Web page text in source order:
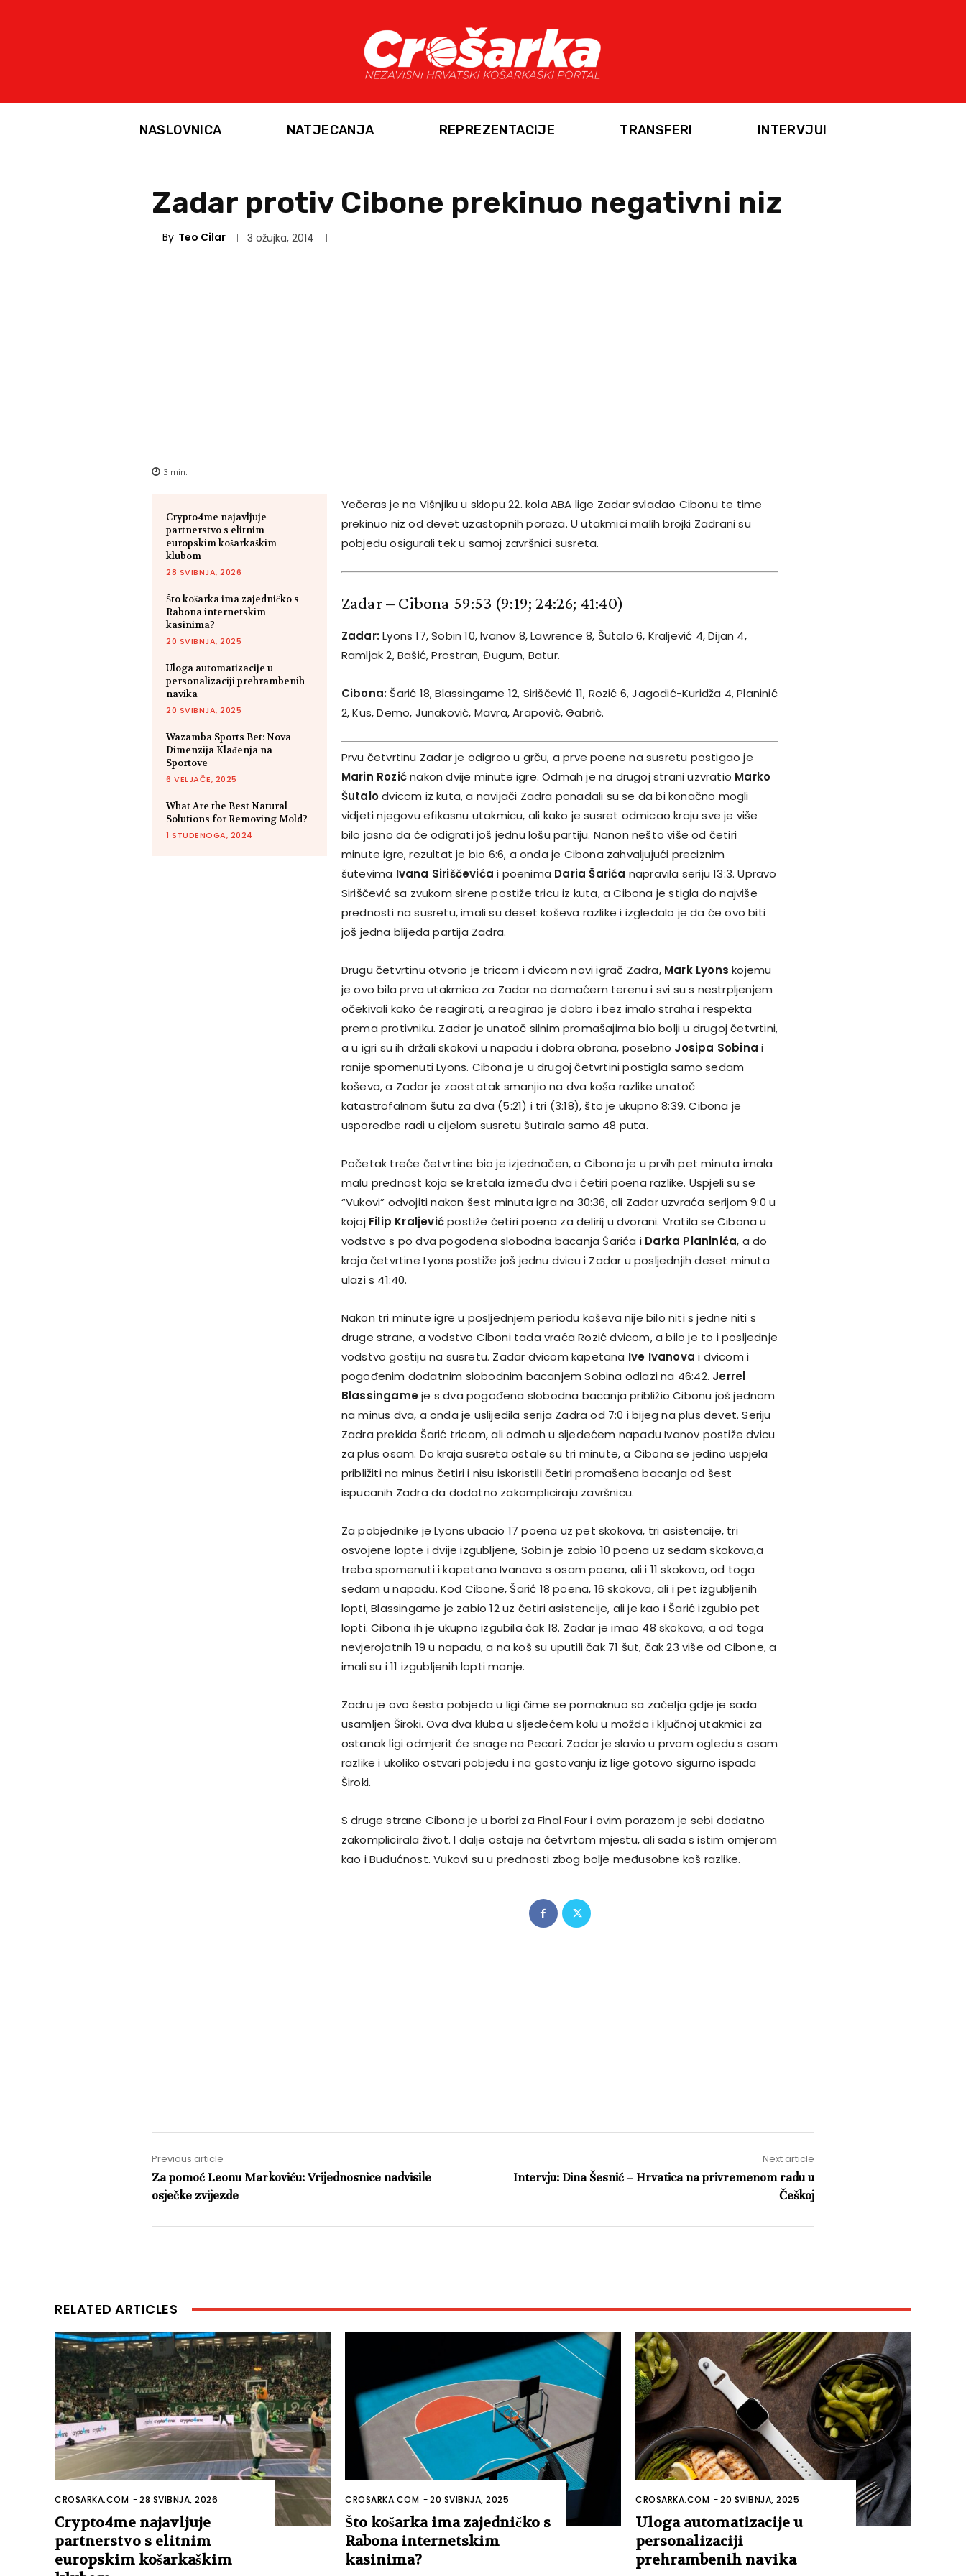
NASLOVNICA NATJECANJA REPREZENTACIJE TRANSFERI INTERVJUI
Zadar protiv Cibone prekinuo negativni niz
By Teo Cilar 3 ožujka, 2014
3 min.
Crypto4me najavljuje
partnerstvo s elitnim
europskim košarkaškim
klubom
28 SVIBNJA, 2026
Što košarka ima zajedničko s
Rabona internetskim
kasinima?
20 SVIBNJA, 2025
Uloga automatizacije u
personalizaciji prehrambenih
navika
20 SVIBNJA, 2025
Wazamba Sports Bet: Nova
Dimenzija Klađenja na
Sportove
6 VELJAČE, 2025
What Are the Best Natural
Solutions for Removing Mold?
1 STUDENOGA, 2024
Večeras je na Višnjiku u sklopu 22. kola ABA lige Zadar svladao Cibonu te time
prekinuo niz od devet uzastopnih poraza. U utakmici malih brojki Zadrani su
pobjedu osigurali tek u samoj završnici susreta.
Zadar – Cibona 59:53 (9:19; 24:26; 41:40)
Zadar:Lyons 17, Sobin 10, Ivanov 8, Lawrence 8, Šutalo 6, Kraljević 4, Dijan 4,
Ramljak 2, Bašić, Prostran, Đugum, Batur.
Cibona: Šarić 18, Blassingame 12, Siriščević 11, Rozić 6, Jagodić-Kuridža 4, Planinić
2, Kus, Demo, Junaković, Mavra, Arapović, Gabrić.
Prvu četvrtinu Zadar je odigrao u grču, a prve poene na susretu postigao je
Marin Rozićnakon dvije minute igre. Odmah je na drugoj strani uzvratio Marko
Šutalodvicom iz kuta, a navijači Zadra ponadali su se da bi konačno mogli
vidjeti njegovu efikasnu utakmicu, ali kako je susret odmicao kraju sve je više
bilo jasno da će odigrati još jednu lošu partiju. Nanon nešto više od četiri
minute igre, rezultat je bio 6:6, a onda je Cibona zahvaljujući preciznim
šutevima Ivana Siriščevića i poenima Daria Šarića napravila seriju 13:3. Upravo
Siriščević sa zvukom sirene postiže tricu iz kuta, a Cibona je stigla do najviše
prednosti na susretu, imali su deset koševa razlike i izgledalo je da će ovo biti
još jedna blijeda partija Zadra.
Drugu četvrtinu otvorio je tricom i dvicom novi igrač Zadra, Mark Lyons kojemu
je ovo bila prva utakmica za Zadar na domaćem terenu i svi su s nestrpljenjem
očekivali kako će reagirati, a reagirao je dobro i bez imalo straha i respekta
prema protivniku. Zadar je unatoč silnim promašajima bio bolji u drugoj četvrtini,
a u igri su ih držali skokovi u napadu i dobra obrana, posebno Josipa Sobina i
ranije spomenuti Lyons. Cibona je u drugoj četvrtini postigla samo sedam
koševa, a Zadar je zaostatak smanjio na dva koša razlike unatoč
katastrofalnom šutu za dva (5:21) i tri (3:18), što je ukupno 8:39. Cibona je
usporedbe radi u cijelom susretu šutirala samo 48 puta.
Početak treće četvrtine bio je izjednačen, a Cibona je u prvih pet minuta imala
malu prednost koja se kretala između dva i četiri poena razlike. Uspjeli su se
“Vukovi” odvojiti nakon šest minuta igra na 30:36, ali Zadar uzvraća serijom 9:0 u
kojoj Filip Kraljevićpostiže četiri poena za delirij u dvorani. Vratila se Cibona u
vodstvo s po dva pogođena slobodna bacanja Šarića i Darka Planinića, a do
kraja četvrtine Lyons postiže još jednu dvicu i Zadar u posljednjih deset minuta
ulazi s 41:40.
Nakon tri minute igre u posljednjem periodu koševa nije bilo niti s jedne niti s
druge strane, a vodstvo Ciboni tada vraća Rozić dvicom, a bilo je to i posljednje
vodstvo gostiju na susretu. Zadar dvicom kapetana Ive Ivanova i dvicom i
pogođenim dodatnim slobodnim bacanjem Sobina odlazi na 46:42. Jerrel
Blassingameje s dva pogođena slobodna bacanja približio Cibonu još jednom
na minus dva, a onda je uslijedila serija Zadra od 7:0 i bijeg na plus devet. Seriju
Zadra prekida Šarić tricom, ali odmah u sljedećem napadu Ivanov postiže dvicu
za plus osam. Do kraja susreta ostale su tri minute, a Cibona se jedino uspjela
približiti na minus četiri i nisu iskoristili četiri promašena bacanja od šest
ispucanih Zadra da dodatno zakompliciraju završnicu.
Za pobjednike je Lyons ubacio 17 poena uz pet skokova, tri asistencije, tri
osvojene lopte i dvije izgubljene, Sobin je zabio 10 poena uz sedam skokova,a
treba spomenuti i kapetana Ivanova s osam poena, ali i 11 skokova, od toga
sedam u napadu. Kod Cibone, Šarić 18 poena, 16 skokova, ali i pet izgubljenih
lopti, Blassingame je zabio 12 uz četiri asistencije, ali je kao i Šarić izgubio pet
lopti. Cibona ih je ukupno izgubila čak 18. Zadar je imao 48 skokova, a od toga
nevjerojatnih 19 u napadu, a na koš su uputili čak 71 šut, čak 23 više od Cibone, a
imali su i 11 izgubljenih lopti manje.
Zadru je ovo šesta pobjeda u ligi čime se pomaknuo sa začelja gdje je sada
usamljen Široki. Ova dva kluba u sljedećem kolu u možda i ključnoj utakmici za
ostanak ligi odmjerit će snage na Pecari. Zadar je slavio u prvom ogledu s osam
razlike i ukoliko ostvari pobjedu i na gostovanju iz lige gotovo sigurno ispada
Široki.
S druge strane Cibona je u borbi za Final Four i ovim porazom je sebi dodatno
zakomplicirala život. I dalje ostaje na četvrtom mjestu, ali sada s istim omjerom
kao i Budućnost. Vukovi su u prednosti zbog bolje međusobne koš razlike.
Previous article
Za pomoć Leonu Markoviću: Vrijednosnice nadvisile
osječke zvijezde
Next article
Intervju: Dina Šesnić – Hrvatica na privremenom radu u
Češkoj
RELATED ARTICLES
CROSARKA.COM -28 SVIBNJA, 2026
Crypto4me najavljuje
partnerstvo s elitnim
europskim košarkaškim
CROSARKA.COM -20 SVIBNJA, 2025
Što košarka ima zajedničko s
Rabona internetskim
kasinima?
CROSARKA.COM -20 SVIBNJA, 2025
Uloga automatizacije u
personalizaciji
prehrambenih navika